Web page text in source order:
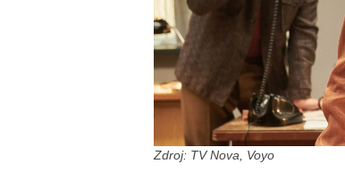
Zdroj: TV Nova, Voyo